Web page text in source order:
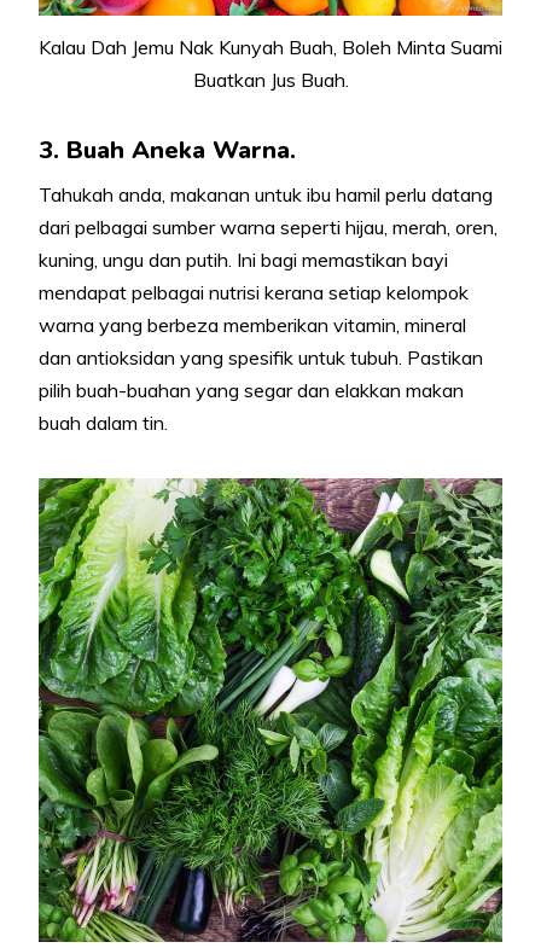
Kalau Dah Jemu Nak Kunyah Buah, Boleh Minta Suami
Buatkan Jus Buah.
3. Buah Aneka Warna.
Tahukah anda, makanan untuk ibu hamil perlu datang
dari pelbagai sumber warna seperti hijau, merah, oren,
kuning, ungu dan putih. Ini bagi memastikan bayi
mendapat pelbagai nutrisi kerana setiap kelompok
warna yang berbeza memberikan vitamin, mineral
dan antioksidan yang spesifik untuk tubuh. Pastikan
pilih buah-buahan yang segar dan elakkan makan
buah dalam tin.